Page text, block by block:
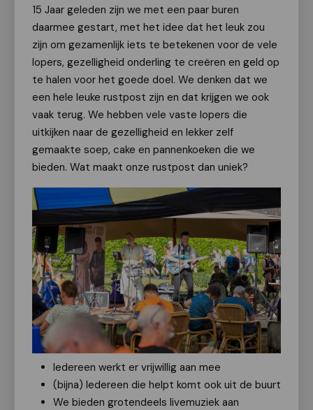
15 Jaar geleden zijn we met een paar buren
daarmee gestart, met het idee dat het leuk zou
zijn om gezamenlijk iets te betekenen voor de vele
lopers, gezelligheid onderling te creëren en geld op
te halen voor het goede doel. We denken dat we
een hele leuke rustpost zijn en dat krijgen we ook
vaak terug. We hebben vele vaste lopers die
uitkijken naar de gezelligheid en lekker zelf
gemaakte soep, cake en pannenkoeken die we
bieden. Wat maakt onze rustpost dan uniek?
Iedereen werkt er vrijwillig aan mee
(bijna) Iedereen die helpt komt ook uit de buurt
We bieden grotendeels livemuziek aan